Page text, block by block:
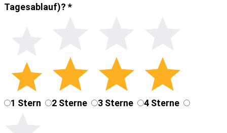
Tagesablauf)? *
1 Stern 2 Sterne 3 Sterne 4 Sterne